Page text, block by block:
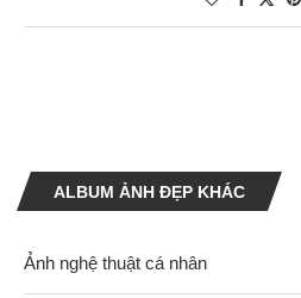
ALBUM ẢNH ĐẸP KHÁC
Ảnh nghệ thuật cá nhân